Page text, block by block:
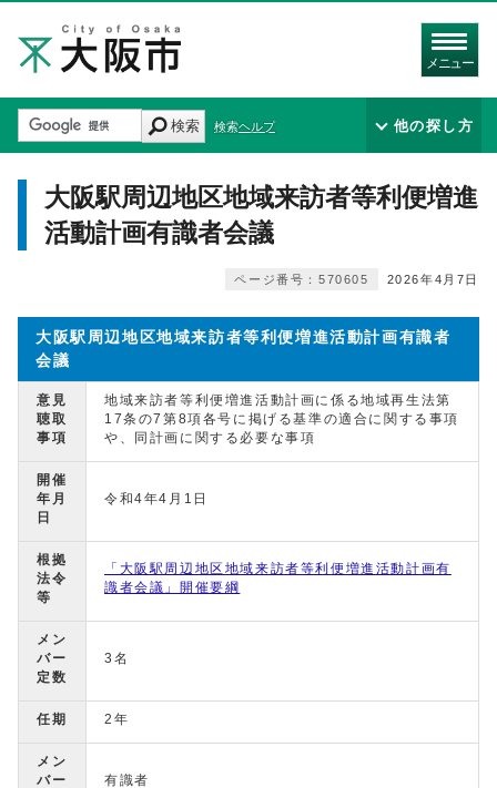
メニュー
検索 検索ヘルプ 他の探し方
大阪駅周辺地区地域来訪者等利便増進
活動計画有識者会議
2026年4月7日
ページ番号：570605
大阪駅周辺地区地域来訪者等利便増進活動計画有識者
会議
意見
聴取
事項
地域来訪者等利便増進活動計画に係る地域再生法第
17条の7第8項各号に掲げる基準の適合に関する事項
や、同計画に関する必要な事項
開催
年月
日
令和4年4月1日
根拠
法令
等
「大阪駅周辺地区地域来訪者等利便増進活動計画有
識者会議」開催要綱
メン
バー
定数
3名
任期 2年
メン
バー
有識者